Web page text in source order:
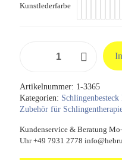
Kunstlederfarbe
Original
Skai
Kunstleder
Menge
Artikelnummer: 1-3365
Kategorien: Schlingenbesteck
Zubehör für
Kundenservice & Beratung
Uhr +49 7931 2778